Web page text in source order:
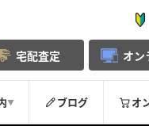
宅配査定 オン
▼ ブログ オ